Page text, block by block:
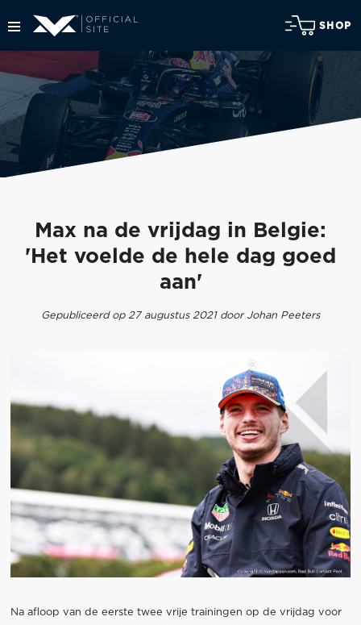
SHOP
Max na de vrijdag in Belgie:
'Het voelde de hele dag goed
aan'
Gepubliceerd op 27 augustus 2021 door Johan Peeters
Na afloop van de eerste twee vrije trainingen op de vrijdag voor